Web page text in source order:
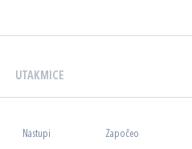
UTAKMICE
Nastupi Započeo